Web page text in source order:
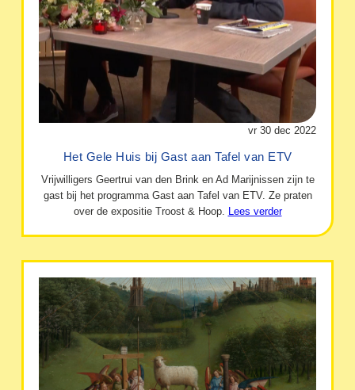
vr 30 dec 2022
Het Gele Huis bij Gast aan Tafel van ETV
Vrijwilligers Geertrui van den Brink en Ad Marijnissen zijn te
gast bij het programma Gast aan Tafel van ETV. Ze praten
over de expositie Troost & Hoop. Lees verder